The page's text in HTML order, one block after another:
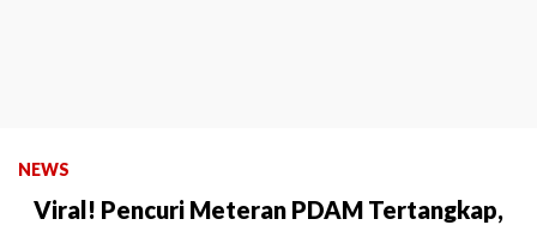
NEWS
Viral! Pencuri Meteran PDAM Tertangkap,